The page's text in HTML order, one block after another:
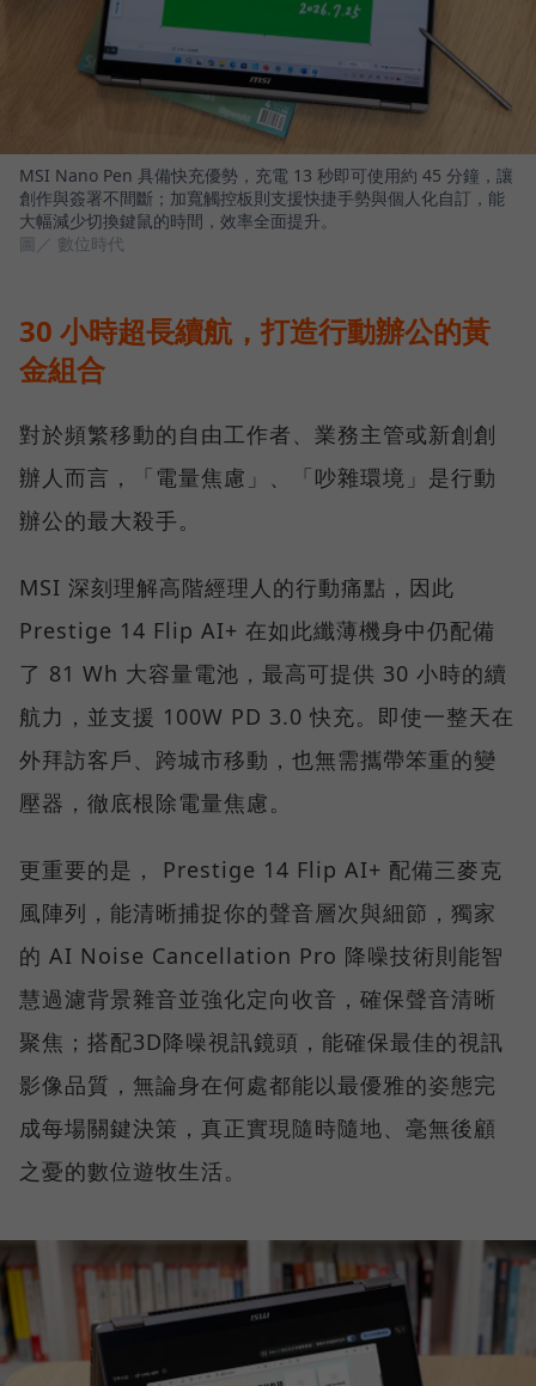
MSI Nano Pen 具備快充優勢，充電 13 秒即可使用約 45 分鐘，讓
創作與簽署不間斷；加寬觸控板則支援快捷手勢與個人化自訂，能
大幅減少切換鍵鼠的時間，效率全面提升。
圖／ 數位時代
30 小時超長續航，打造行動辦公的黃
金組合
對於頻繁移動的自由工作者、業務主管或新創創
辦人而言，「電量焦慮」、「吵雜環境」是行動
辦公的最大殺手。
MSI 深刻理解高階經理人的行動痛點，因此
Prestige 14 Flip AI+ 在如此纖薄機身中仍配備
了 81 Wh 大容量電池，最高可提供 30 小時的續
航力，並支援 100W PD 3.0 快充。即使一整天在
外拜訪客戶、跨城市移動，也無需攜帶笨重的變
壓器，徹底根除電量焦慮。
更重要的是， Prestige 14 Flip AI+ 配備三麥克
風陣列，能清晰捕捉你的聲音層次與細節，獨家
的 AI Noise Cancellation Pro 降噪技術則能智
慧過濾背景雜音並強化定向收音，確保聲音清晰
聚焦；搭配3D降噪視訊鏡頭，能確保最佳的視訊
影像品質，無論身在何處都能以最優雅的姿態完
成每場關鍵決策，真正實現隨時隨地、毫無後顧
之憂的數位遊牧生活。